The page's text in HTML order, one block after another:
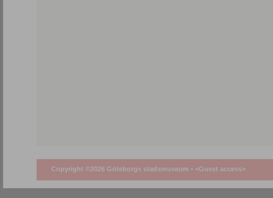
Copyright ©2026 Göteborgs stadsmuseum • <Guest access>